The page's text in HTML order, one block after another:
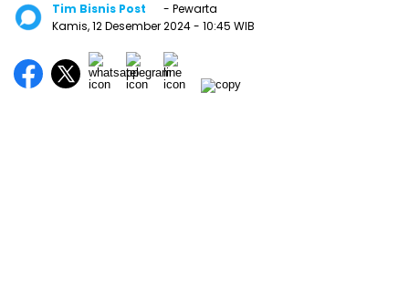
Tim Bisnis Post
- Pewarta
Kamis, 12 Desember 2024- 10:45 WIB